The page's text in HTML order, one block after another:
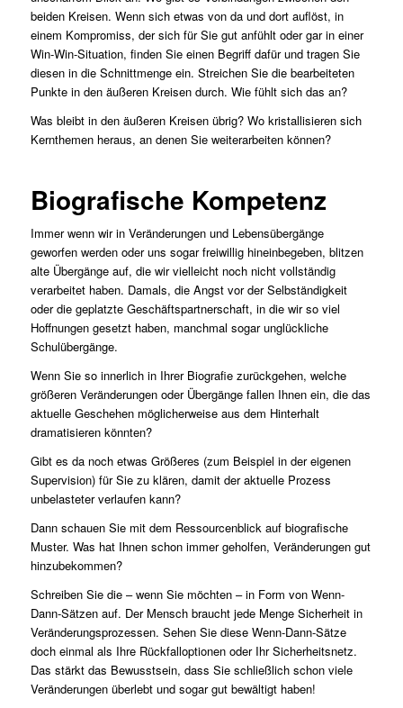
beiden Kreisen. Wenn sich etwas von da und dort auflöst, in
einem Kompromiss, der sich für Sie gut anfühlt oder gar in einer
Win-Win-Situation, finden Sie einen Begriff dafür und tragen Sie
diesen in die Schnittmenge ein. Streichen Sie die bearbeiteten
Punkte in den äußeren Kreisen durch. Wie fühlt sich das an?
Was bleibt in den äußeren Kreisen übrig? Wo kristallisieren sich
Kernthemen heraus, an denen Sie weiterarbeiten können?
Biografische Kompetenz
Immer wenn wir in Veränderungen und Lebensübergänge
geworfen werden oder uns sogar freiwillig hineinbegeben, blitzen
alte Übergänge auf, die wir vielleicht noch nicht vollständig
verarbeitet haben. Damals, die Angst vor der Selbständigkeit
oder die geplatzte Geschäftspartnerschaft, in die wir so viel
Hoffnungen gesetzt haben, manchmal sogar unglückliche
Schulübergänge.
Wenn Sie so innerlich in Ihrer Biografie zurückgehen, welche
größeren Veränderungen oder Übergänge fallen Ihnen ein, die das
aktuelle Geschehen möglicherweise aus dem Hinterhalt
dramatisieren könnten?
Gibt es da noch etwas Größeres (zum Beispiel in der eigenen
Supervision) für Sie zu klären, damit der aktuelle Prozess
unbelasteter verlaufen kann?
Dann schauen Sie mit dem Ressourcenblick auf biografische
Muster. Was hat Ihnen schon immer geholfen, Veränderungen gut
hinzubekommen?
Schreiben Sie die – wenn Sie möchten – in Form von Wenn-
Dann-Sätzen auf. Der Mensch braucht jede Menge Sicherheit in
Veränderungsprozessen. Sehen Sie diese Wenn-Dann-Sätze
doch einmal als Ihre Rückfalloptionen oder Ihr Sicherheitsnetz.
Das stärkt das Bewusstsein, dass Sie schließlich schon viele
Veränderungen überlebt und sogar gut bewältigt haben!